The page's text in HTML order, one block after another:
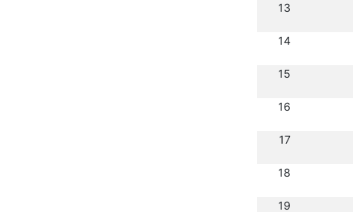
13
14
15
16
17
18
19